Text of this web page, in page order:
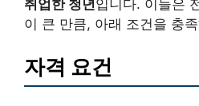
취업한 청년입니다. 이들은
이 큰 만큼, 아래 조건을 충
자격 요건